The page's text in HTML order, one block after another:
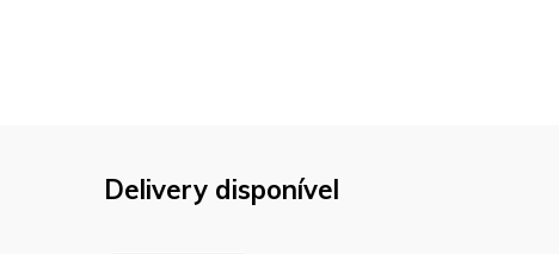
Delivery disponível